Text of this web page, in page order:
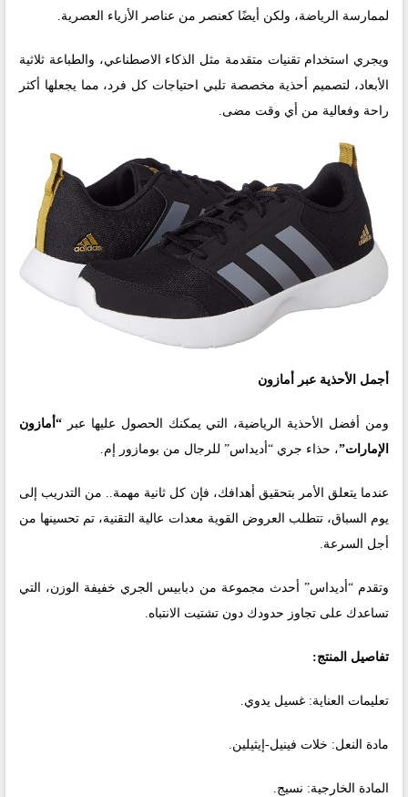
لممارسة الرياضة، ولكن أيضًا كعنصر من عناصر الأزياء العصرية.
ويجري استخدام تقنيات متقدمة مثل الذكاء الاصطناعي، والطباعة ثلاثية
الأبعاد، لتصميم أحذية مخصصة تلبي احتياجات كل فرد، مما يجعلها أكثر
راحة وفعالية من أي وقت مضى.
أجمل الأحذية عبر أمازون
ومن أفضل الأحذية الرياضية، التي يمكنك الحصول عليها عبر
“أمازون
الإمارات”، حذاء جري “أديداس” للرجال من بومازور إم.
عندما يتعلق الأمر بتحقيق أهدافك، فإن كل ثانية مهمة.. من التدريب إلى
يوم السباق، تتطلب العروض القوية معدات عالية التقنية، تم تحسينها من
أجل السرعة.
وتقدم “أديداس” أحدث مجموعة من دبابيس الجري خفيفة الوزن، التي
تساعدك على تجاوز حدودك دون تشتيت الانتباه.
تفاصيل المنتج:
تعليمات العناية: غسيل يدوي.
مادة النعل: خلات فينيل-إيثيلين.
المادة الخارجية: نسيج.